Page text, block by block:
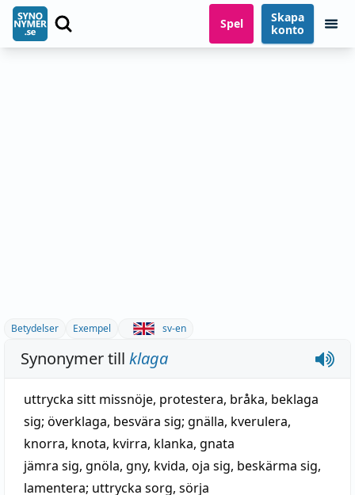
Spel
Skapa
konto
Betydelser Exempel sv-en
Synonymer till klaga
uttrycka sitt missnöje, protestera, bråka, beklaga
sig; överklaga, besvära sig; gnälla, kverulera,
knorra, knota, kvirra, klanka, gnata
jämra sig, gnöla, gny, kvida, oja sig, beskärma sig,
lamentera; uttrycka sorg, sörja